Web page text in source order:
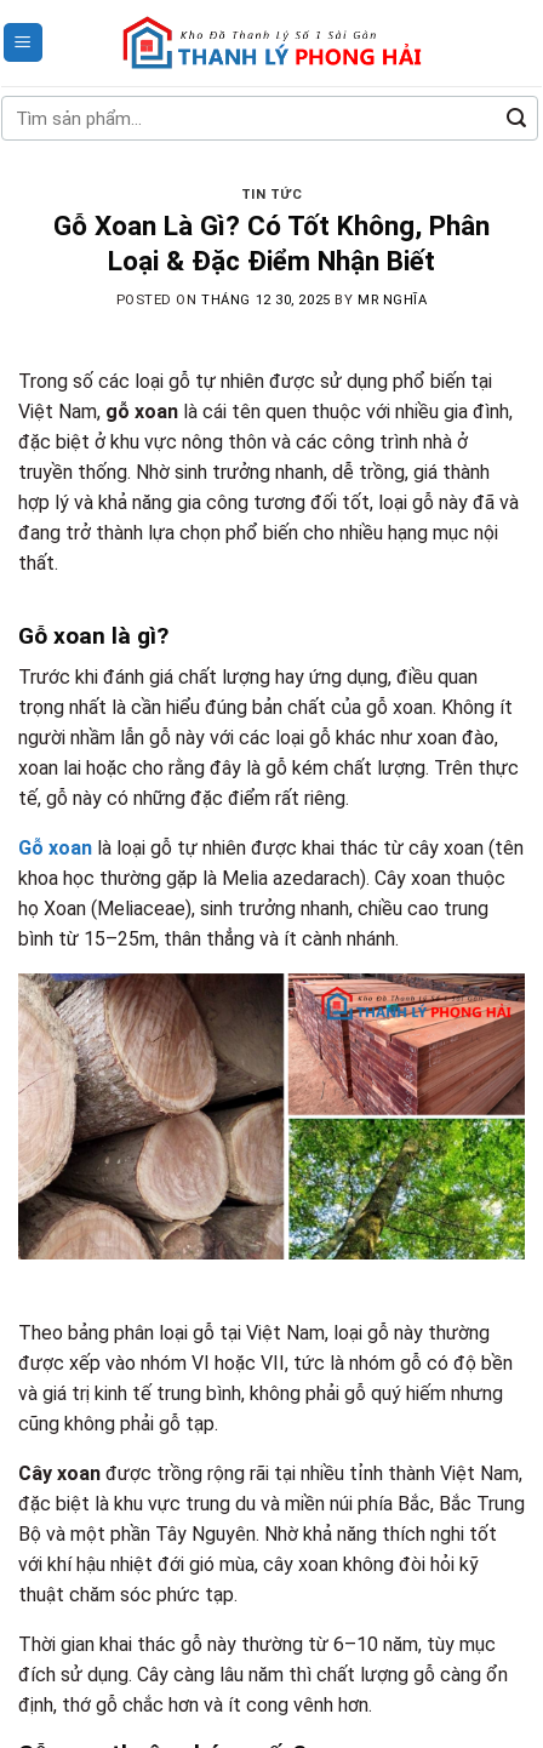
to
Tìm
kiếm:
TIN TỨC
Gỗ Xoan Là Gì? Có Tốt Không, Phân
Loại & Đặc Điểm Nhận Biết
POSTED ONTHÁNG 12 30, 2025 BY MR NGHĨA
Trong số các loại gỗ tự nhiên được sử dụng phổ biến tại
Việt Nam, gỗ xoan là cái tên quen thuộc với nhiều gia đình,
đặc biệt ở khu vực nông thôn và các công trình nhà ở
truyền thống. Nhờ sinh trưởng nhanh, dễ trồng, giá thành
hợp lý và khả năng gia công tương đối tốt, loại gỗ này đã và
đang trở thành lựa chọn phổ biến cho nhiều hạng mục nội
thất.
Gỗ xoan là gì?
Trước khi đánh giá chất lượng hay ứng dụng, điều quan
trọng nhất là cần hiểu đúng bản chất của gỗ xoan. Không ít
người nhầm lẫn gỗ này với các loại gỗ khác như xoan đào,
xoan lai hoặc cho rằng đây là gỗ kém chất lượng. Trên thực
tế, gỗ này có những đặc điểm rất riêng.
Gỗ xoan là loại gỗ tự nhiên được khai thác từ cây xoan (tên
khoa học thường gặp là Melia azedarach). Cây xoan thuộc
họ Xoan (Meliaceae), sinh trưởng nhanh, chiều cao trung
bình từ 15–25m, thân thẳng và ít cành nhánh.
Theo bảng phân loại gỗ tại Việt Nam, loại gỗ này thường
được xếp vào nhóm VI hoặc VII, tức là nhóm gỗ có độ bền
và giá trị kinh tế trung bình, không phải gỗ quý hiếm nhưng
cũng không phải gỗ tạp.
Cây xoan được trồng rộng rãi tại nhiều tỉnh thành Việt Nam,
đặc biệt là khu vực trung du và miền núi phía Bắc, Bắc Trung
Bộ và một phần Tây Nguyên. Nhờ khả năng thích nghi tốt
với khí hậu nhiệt đới gió mùa, cây xoan không đòi hỏi kỹ
thuật chăm sóc phức tạp.
Thời gian khai thác gỗ này thường từ 6–10 năm, tùy mục
đích sử dụng. Cây càng lâu năm thì chất lượng gỗ càng ổn
định, thớ gỗ chắc hơn và ít cong vênh hơn.